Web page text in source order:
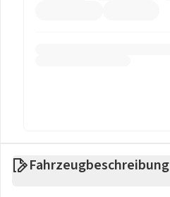
Fahrzeugbeschreibung